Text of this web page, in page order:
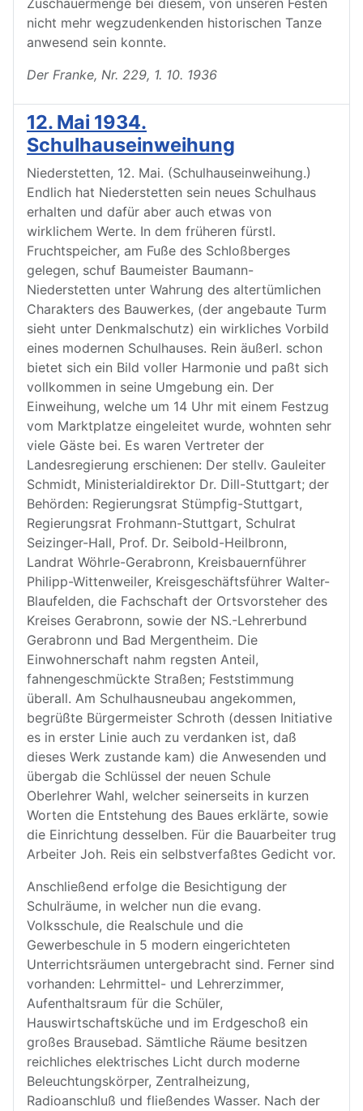
Zuschauermenge bei diesem, von unseren Festen
nicht mehr wegzudenkenden historischen Tanze
anwesend sein konnte.
Der Franke, Nr. 229, 1. 10. 1936
12. Mai 1934.
Schulhauseinweihung
Niederstetten, 12. Mai. (Schulhauseinweihung.)
Endlich hat Niederstetten sein neues Schulhaus
erhalten und dafür aber auch etwas von
wirklichem Werte. In dem früheren fürstl.
Fruchtspeicher, am Fuße des Schloßberges
gelegen, schuf Baumeister Baumann-
Niederstetten unter Wahrung des altertümlichen
Charakters des Bauwerkes, (der angebaute Turm
sieht unter Denkmalschutz) ein wirkliches Vorbild
eines modernen Schulhauses. Rein äußerl. schon
bietet sich ein Bild voller Harmonie und paßt sich
vollkommen in seine Umgebung ein. Der
Einweihung, welche um 14 Uhr mit einem Festzug
vom Marktplatze eingeleitet wurde, wohnten sehr
viele Gäste bei. Es waren Vertreter der
Landesregierung erschienen: Der stellv. Gauleiter
Schmidt, Ministerialdirektor Dr. Dill-Stuttgart; der
Behörden: Regierungsrat Stümpfig-Stuttgart,
Regierungsrat Frohmann-Stuttgart, Schulrat
Seizinger-Hall, Prof. Dr. Seibold-Heilbronn,
Landrat Wöhrle-Gerabronn, Kreisbauernführer
Philipp-Wittenweiler, Kreisgeschäftsführer Walter-
Blaufelden, die Fachschaft der Ortsvorsteher des
Kreises Gerabronn, sowie der NS.-Lehrerbund
Gerabronn und Bad Mergentheim. Die
Einwohnerschaft nahm regsten Anteil,
fahnengeschmückte Straßen; Feststimmung
überall. Am Schulhausneubau angekommen,
begrüßte Bürgermeister Schroth (dessen Initiative
es in erster Linie auch zu verdanken ist, daß
dieses Werk zustande kam) die Anwesenden und
übergab die Schlüssel der neuen Schule
Oberlehrer Wahl, welcher seinerseits in kurzen
Worten die Entstehung des Baues erklärte, sowie
die Einrichtung desselben. Für die Bauarbeiter trug
Arbeiter Joh. Reis ein selbstverfaßtes Gedicht vor.
Anschließend erfolge die Besichtigung der
Schulräume, in welcher nun die evang.
Volksschule, die Realschule und die
Gewerbeschule in 5 modern eingerichteten
Unterrichtsräumen untergebracht sind. Ferner sind
vorhanden: Lehrmittel- und Lehrerzimmer,
Aufenthaltsraum für die Schüler,
Hauswirtschaftsküche und im Erdgeschoß ein
großes Brausebad. Sämtliche Räume besitzen
reichliches elektrisches Licht durch moderne
Beleuchtungskörper, Zentralheizung,
Radioanschluß und fließendes Wasser. Nach der